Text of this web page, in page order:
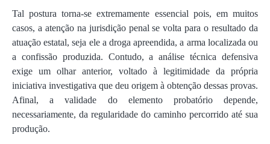
Tal postura torna-se extremamente essencial pois, em muitos
casos, a atenção na jurisdição penal se volta para o resultado da
atuação estatal, seja ele a droga apreendida, a arma localizada ou
a confissão produzida. Contudo, a análise técnica defensiva
exige um olhar anterior, voltado à legitimidade da própria
iniciativa investigativa que deu origem à obtenção dessas provas.
Afinal, a validade do elemento probatório depende,
necessariamente, da regularidade do caminho percorrido até sua
produção.